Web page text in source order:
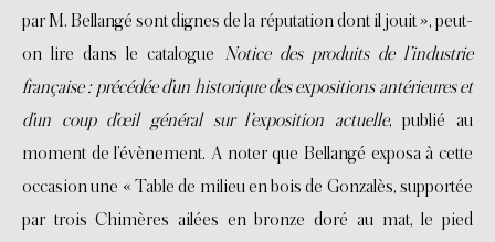
par M. Bellangé sont dignes de la réputation dont il jouit », peut-
on lire dans le catalogue Notice des produits de l’industrie
française : précédée d’un historique des expositions antérieures et
d’un coup d’œil général sur l’exposition actuelle, publié au
moment de l’évènement. A noter que Bellangé exposa à cette
occasion une « Table de milieu en bois de Gonzalès, supportée
par trois Chimères ailées en bronze doré au mat, le pied